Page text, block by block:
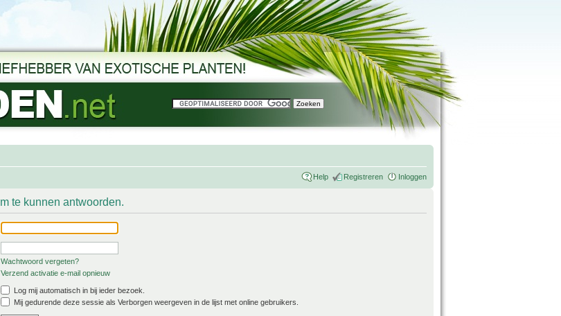
Help Registreren Inloggen
te kunnen antwoorden.
Wachtwoord vergeten?
Verzend activatie e-mail opnieuw
Log mij automatisch in bij ieder bezoek.
Mij gedurende deze sessie als Verborgen weergeven in de lijst met online gebruikers.